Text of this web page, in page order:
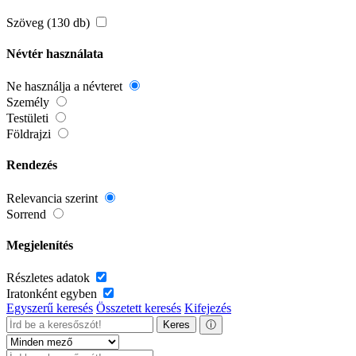
Szöveg (130 db)
Névtér használata
Ne használja a névteret
Személy
Testületi
Földrajzi
Rendezés
Relevancia szerint
Sorrend
Megjelenítés
Részletes adatok
Iratonként egyben
Egyszerű keresés Összetett keresés Kifejezés
Keres ⓘ